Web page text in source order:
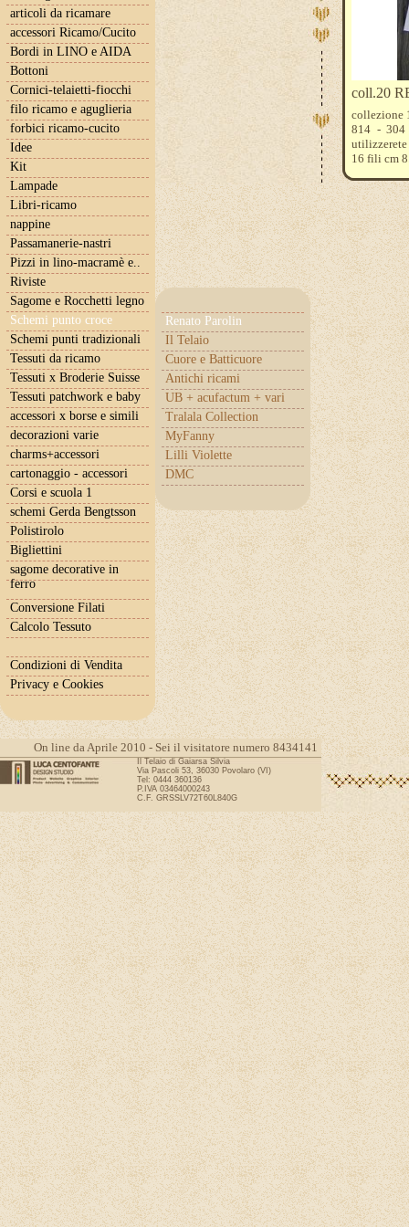
articoli da ricamare
accessori Ricamo/Cucito
Bordi in LINO e AIDA
Bottoni
Cornici-telaietti-fiocchi
filo ricamo e aguglieria
forbici ricamo-cucito
Idee
Kit
Lampade
Libri-ricamo
nappine
Passamanerie-nastri
Pizzi in lino-macramè e..
Riviste
Sagome e Rocchetti legno
Schemi punto croce
Renato Parolin
Il Telaio
Cuore e Batticuore
Antichi ricami
UB + acufactum + vari
Tralala Collection
MyFanny
Lilli Violette
DMC
Schemi punti tradizionali
Tessuti da ricamo
Tessuti x Broderie Suisse
Tessuti patchwork e baby
accessori x borse e simili
decorazioni varie
charms+accessori
cartonaggio - accessori
Corsi e scuola 1
schemi Gerda Bengtsson
Polistirolo
Bigliettini
sagome decorative in
ferro
Conversione Filati
Calcolo Tessuto
Condizioni di Vendita
Privacy e Cookies
coll.20
collezione
814 - 304
16 fili cm
12 fili cm
11 fili cm
On line da Aprile 2010 - Sei il visitatore numero 8434141
Il Telaio di Gaiarsa Silvia
Via Pascoli 53, 36030 Povolaro (VI)
Tel: 0444 360136
P.IVA 03464000243
C.F. GRSSLV72T60L840G